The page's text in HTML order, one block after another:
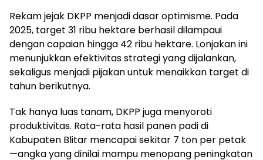
Rekam jejak DKPP menjadi dasar optimisme. Pada
2025, target 31 ribu hektare berhasil dilampaui
dengan capaian hingga 42 ribu hektare. Lonjakan ini
menunjukkan efektivitas strategi yang dijalankan,
sekaligus menjadi pijakan untuk menaikkan target di
tahun berikutnya.
Tak hanya luas tanam, DKPP juga menyoroti
produktivitas. Rata-rata hasil panen padi di
Kabupaten Blitar mencapai sekitar 7 ton per petak
—angka yang dinilai mampu menopang peningkatan